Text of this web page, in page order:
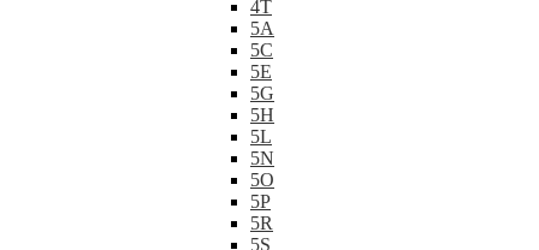
4T
5A
5C
5E
5G
5H
5L
5N
5O
5P
5R
5S